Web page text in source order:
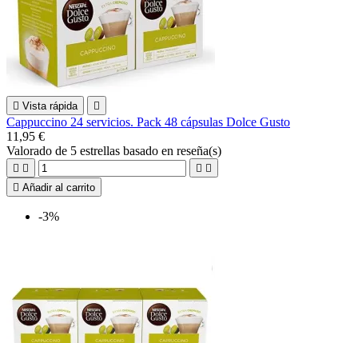
 Vista rápida 
Cappuccino 24 servicios. Pack 48 cápsulas Dolce Gusto
11,95 €
Valorado de 5 estrellas basado en reseña(s)
   
 Añadir al carrito
-3%